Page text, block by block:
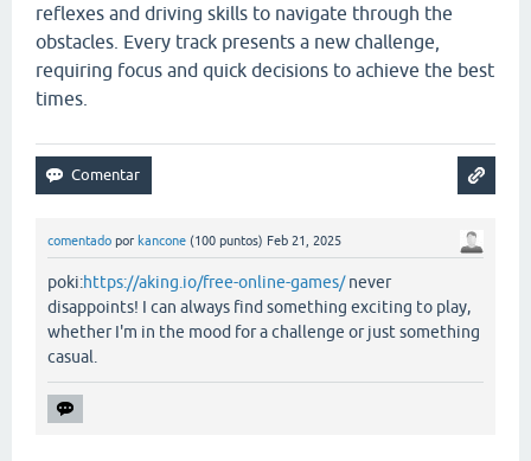
reflexes and driving skills to navigate through the
obstacles. Every track presents a new challenge,
requiring focus and quick decisions to achieve the best
times.
comentado por kancone (100 puntos) Feb 21, 2025
poki:https://aking.io/free-online-games/never
disappoints! I can always find something exciting to play,
whether I'm in the mood for a challenge or just something
casual.